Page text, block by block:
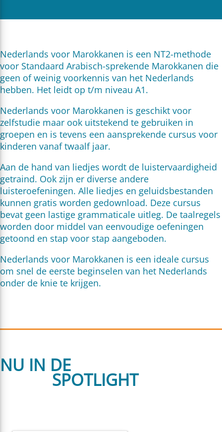
Nederlands voor Marokkanen is een NT2-methode
voor Standaard Arabisch-sprekende Marokkanen die
geen of weinig voorkennis van het Nederlands
hebben. Het leidt op t/m niveau A1.
Nederlands voor Marokkanen is geschikt voor
zelfstudie maar ook uitstekend te gebruiken in
groepen en is tevens een aansprekende cursus voor
kinderen vanaf twaalf jaar.
Aan de hand van liedjes wordt de luistervaardigheid
getraind. Ook zijn er diverse andere
luisteroefeningen. Alle liedjes en geluidsbestanden
kunnen gratis worden gedownload. Deze cursus
bevat geen lastige grammaticale uitleg. De taalregels
worden door middel van eenvoudige oefeningen
getoond en stap voor stap aangeboden.
Nederlands voor Marokkanen is een ideale cursus
om snel de eerste beginselen van het Nederlands
onder de knie te krijgen.
NU IN DE
SPOTLIGHT